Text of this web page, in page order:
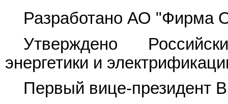
Разработано АО "Фирма
Утверждено
энергетики и
Первый вице-президент